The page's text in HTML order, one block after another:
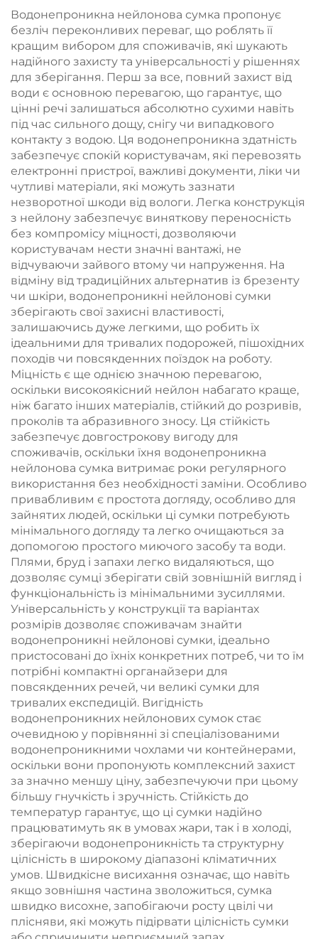
Водонепроникна нейлонова сумка пропонує
безліч переконливих переваг, що роблять її
кращим вибором для споживачів, які шукають
надійного захисту та універсальності у рішеннях
для зберігання. Перш за все, повний захист від
води є основною перевагою, що гарантує, що
цінні речі залишаться абсолютно сухими навіть
під час сильного дощу, снігу чи випадкового
контакту з водою. Ця водонепроникна здатність
забезпечує спокій користувачам, які перевозять
електронні пристрої, важливі документи, ліки чи
чутливі матеріали, які можуть зазнати
незворотної шкоди від вологи. Легка конструкція
з нейлону забезпечує виняткову переносність
без компромісу міцності, дозволяючи
користувачам нести значні вантажі, не
відчуваючи зайвого втому чи напруження. На
відміну від традиційних альтернатив із брезенту
чи шкіри, водонепроникні нейлонові сумки
зберігають свої захисні властивості,
залишаючись дуже легкими, що робить їх
ідеальними для тривалих подорожей, пішохідних
походів чи повсякденних поїздок на роботу.
Міцність є ще однією значною перевагою,
оскільки високоякісний нейлон набагато краще,
ніж багато інших матеріалів, стійкий до розривів,
проколів та абразивного зносу. Ця стійкість
забезпечує довгострокову вигоду для
споживачів, оскільки їхня водонепроникна
нейлонова сумка витримає роки регулярного
використання без необхідності заміни. Особливо
привабливим є простота догляду, особливо для
зайнятих людей, оскільки ці сумки потребують
мінімального догляду та легко очищаються за
допомогою простого миючого засобу та води.
Плями, бруд і запахи легко видаляються, що
дозволяє сумці зберігати свій зовнішній вигляд і
функціональність із мінімальними зусиллями.
Універсальність у конструкції та варіантах
розмірів дозволяє споживачам знайти
водонепроникні нейлонові сумки, ідеально
пристосовані до їхніх конкретних потреб, чи то їм
потрібні компактні органайзери для
повсякденних речей, чи великі сумки для
тривалих експедицій. Вигідність
водонепроникних нейлонових сумок стає
очевидною у порівнянні зі спеціалізованими
водонепроникними чохлами чи контейнерами,
оскільки вони пропонують комплексний захист
за значно меншу ціну, забезпечуючи при цьому
більшу гнучкість і зручність. Стійкість до
температур гарантує, що ці сумки надійно
працюватимуть як в умовах жари, так і в холоді,
зберігаючи водонепроникність та структурну
цілісність в широкому діапазоні кліматичних
умов. Швидкісне висихання означає, що навіть
якщо зовнішня частина зволожиться, сумка
швидко висохне, запобігаючи росту цвілі чи
плісняви, які можуть підірвати цілісність сумки